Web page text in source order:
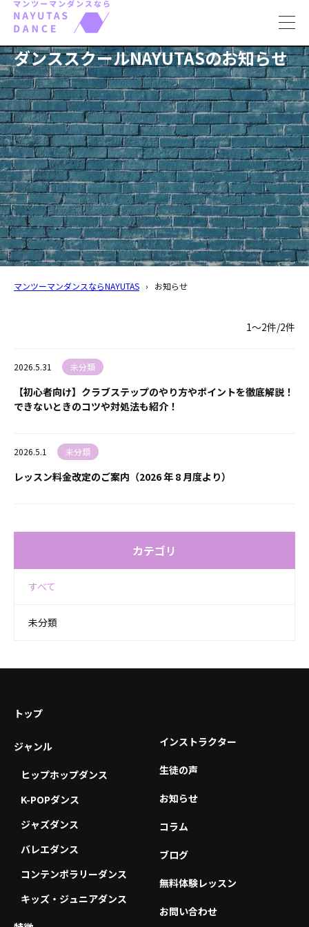
ダンススクールNAYUTASのお知らせ
マンツーマンダンスならNAYUTAS › お知らせ
1〜2件/2件
2026.5.31 未分類
【初心者向け】クラブステップのやり方やポイントを徹底解説！
できないときのコツや対処法も紹介！
2026.5.1 未分類
レッスン料金改定のご案内（2026 年 8 月度より）
カテゴリ
すべて
未分類
トップ
ジャンル
ヒップホップダンス
K-POPダンス
ジャズダンス
バレエダンス
コンテンポラリーダンス
キッズ・ジュニアダンス
インストラクター
生徒の声
お知らせ
コラム
ブログ
無料体験レッスン
お問い合わせ